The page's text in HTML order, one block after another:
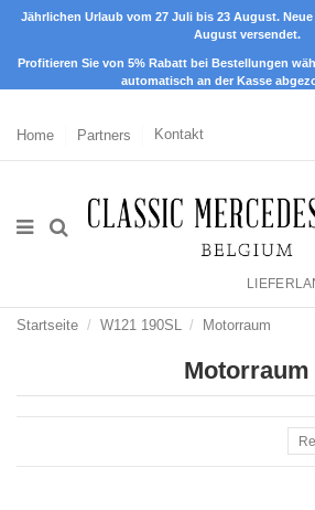
Jährlichen Urlaub vom 27 Juli bis 23 August.
August versendet.
Profitieren Sie von 5% Rabatt bei Bestellungen
automatisch an der Kasse
Home Partners Kontakt
Startseite W121 190SL Motorraum
Motorraum